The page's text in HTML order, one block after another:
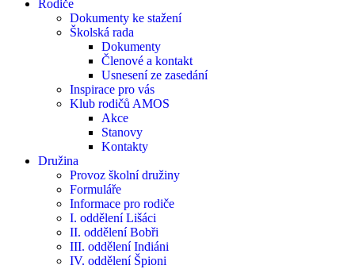
Rodiče
Dokumenty ke stažení
Školská rada
Dokumenty
Členové a kontakt
Usnesení ze zasedání
Inspirace pro vás
Klub rodičů AMOS
Akce
Stanovy
Kontakty
Družina
Provoz školní družiny
Formuláře
Informace pro rodiče
I. oddělení Lišáci
II. oddělení Bobři
III. oddělení Indiáni
IV. oddělení Špioni